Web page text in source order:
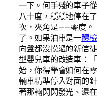
一下。何手殘的車子
八十度，穩穩地停在
次，夾角是——零度。
了。如果泊車是一體
向盤都沒摸過的新信
型嬰兒車的改造車：
始，你得學會如何在
輛車精準停入對面的
著那輛閃閃發光、還